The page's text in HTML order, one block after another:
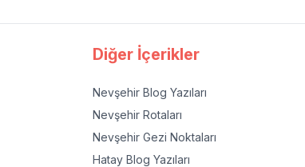
Diğer İçerikler
Nevşehir Blog Yazıları
Nevşehir Rotaları
Nevşehir Gezi Noktaları
Hatay Blog Yazıları